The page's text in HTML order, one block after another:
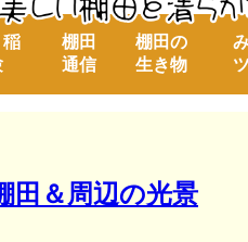
稲
棚田
通信
棚田の
生き物
田＆周辺の光景